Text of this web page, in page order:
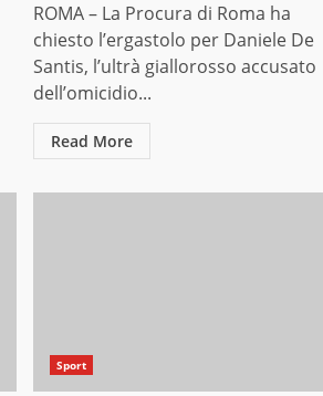
ROMA – La Procura di Roma ha
chiesto l’ergastolo per Daniele De
Santis, l’ultrà giallorosso accusato
dell’omicidio...
Read More
Sport